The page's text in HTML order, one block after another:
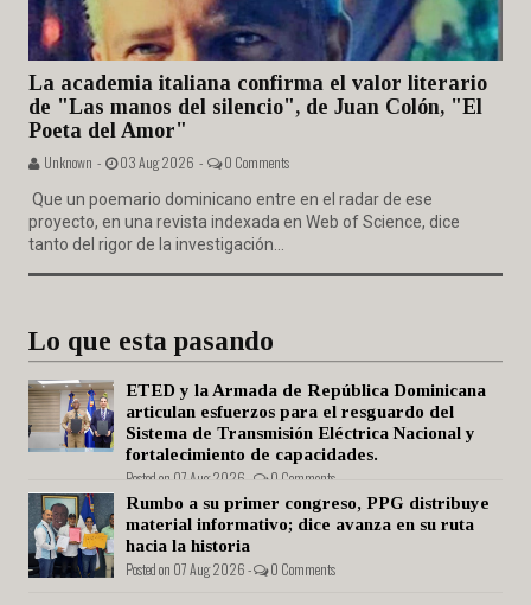
La academia italiana confirma el valor literario
de "Las manos del silencio", de Juan Colón, "El
Poeta del Amor"
Unknown - 03 Aug 2026 - 0 Comments
Que un poemario dominicano entre en el radar de ese
proyecto, en una revista indexada en Web of Science, dice
tanto del rigor de la investigación...
Lo que esta pasando
ETED y la Armada de República Dominicana
articulan esfuerzos para el resguardo del
Sistema de Transmisión Eléctrica Nacional y
fortalecimiento de capacidades.
Posted on 07 Aug 2026 - 0 Comments
Rumbo a su primer congreso, PPG distribuye
material informativo; dice avanza en su ruta
hacia la historia
Posted on 07 Aug 2026 - 0 Comments